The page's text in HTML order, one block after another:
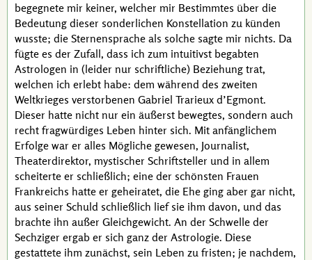
begegnete mir keiner, welcher mir Bestimmtes über die
Bedeutung dieser sonderlichen Konstellation zu künden
wusste; die Sternensprache als solche sagte mir nichts. Da
fügte es der Zufall, dass ich zum intuitivst begabten
Astrologen in (leider nur schriftliche) Beziehung trat,
welchen ich erlebt habe: dem während des zweiten
Weltkrieges verstorbenen Gabriel Trarieux d’Egmont.
Dieser hatte nicht nur ein äußerst bewegtes, sondern auch
recht fragwürdiges Leben hinter sich. Mit anfänglichem
Erfolge war er alles Mögliche gewesen, Journalist,
Theaterdirektor, mystischer Schriftsteller und in allem
scheiterte er schließlich; eine der schönsten Frauen
Frankreichs hatte er geheiratet, die Ehe ging aber gar nicht,
aus seiner Schuld schließlich lief sie ihm davon, und das
brachte ihn außer Gleichgewicht. An der Schwelle der
Sechziger ergab er sich ganz der Astrologie. Diese
gestattete ihm zunächst, sein Leben zu fristen; je nachdem,